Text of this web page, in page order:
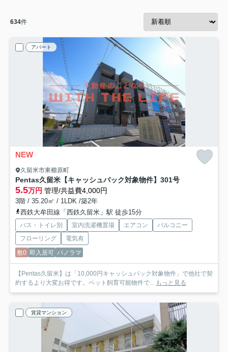
634件
アパート
NEW
久留米市東櫛原町
Pentas久留米【キャッシュバック対象物件】 301号
5.5万円 管理/共益費4,000円
3階 / 35.20㎡ / 1LDK /築2年
西鉄大牟田線「西鉄久留米」駅 徒歩15分
バス・トイレ別 室内洗濯機置場 エアコン
バルコニー
フローリング
電気有
敷0 即入居可 パノラマ
【Pentas久留米】は「10,000円キャッシュバック対象物件」で他社で契
約するより大変お得です。ペット飼育可能物件で... もっと見る
賃貸マンション